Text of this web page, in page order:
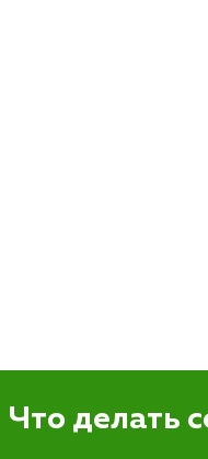
Что делать